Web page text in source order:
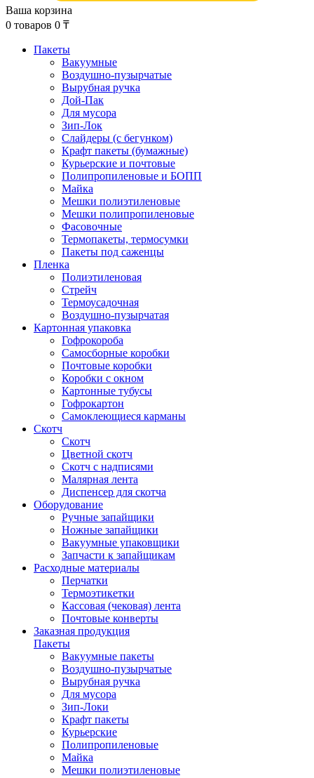
Ваша корзина
0 товаров 0 ₸
Пакеты
Вакуумные
Воздушно-пузырчатые
Вырубная ручка
Дой-Пак
Для мусора
Зип-Лок
Слайдеры (с бегунком)
Крафт пакеты (бумажные)
Курьерские и почтовые
Полипропиленовые и БОПП
Майка
Мешки полиэтиленовые
Мешки полипропиленовые
Фасовочные
Термопакеты, термосумки
Пакеты под саженцы
Пленка
Полиэтиленовая
Стрейч
Термоусадочная
Воздушно-пузырчатая
Картонная упаковка
Гофрокороба
Самосборные коробки
Почтовые коробки
Коробки с окном
Картонные тубусы
Гофрокартон
Самоклеющиеся карманы
Скотч
Скотч
Цветной скотч
Скотч с надписями
Малярная лента
Диспенсер для скотча
Оборудование
Ручные запайщики
Ножные запайщики
Вакуумные упаковщики
Запчасти к запайщикам
Расходные материалы
Перчатки
Термоэтикетки
Кассовая (чековая) лента
Почтовые конверты
Заказная продукция
Пакеты
Вакуумные пакеты
Воздушно-пузырчатые
Вырубная ручка
Для мусора
Зип-Локи
Крафт пакеты
Курьерские
Полипропиленовые
Майка
Мешки полиэтиленовые